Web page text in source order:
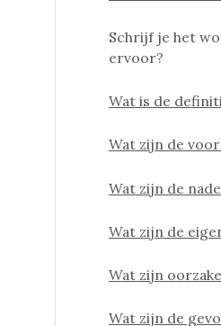
Schrijf je het
ervoor?
Wat is de
Wat zijn de
Wat zijn de
Wat zijn de
Wat zijn
Wat zijn de